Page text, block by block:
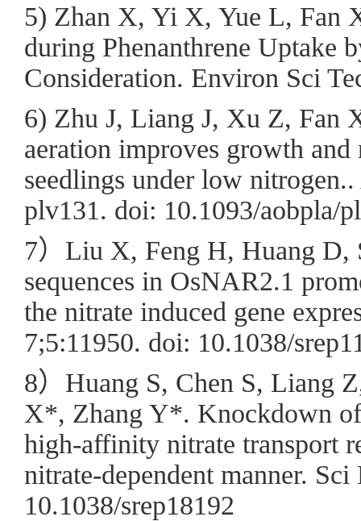
5) Zhan X, Yi X, Yue L, Fan
during Phenanthrene Uptake
Consideration. Environ Sci
6) Zhu J, Liang J, Xu Z, Fan
aeration improves growth
seedlings under low
plv131. doi: 10.1093/aobpla/
7）Liu X, Feng H, Huang D,
sequences in OsNAR2.1
the nitrate induced gene
7;5:11950. doi: 10.1038/
8）Huang S, Chen S, Liang
X*, Zhang Y*. Knockdown
high-affinity nitrate transport
nitrate-dependent manner.
10.1038/srep18192